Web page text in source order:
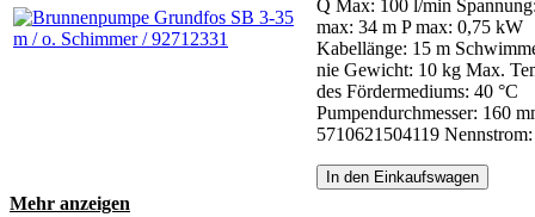
Q Max: 100 l/min
max: 34 m P max: 0,75 kW
Kabellänge: 15 m
nie Gewicht: 10 kg Max.
des Fördermediums: 40 °C
Pumpendurchmesser: 160
5710621504119
In den Einkaufswagen
Mehr anzeigen